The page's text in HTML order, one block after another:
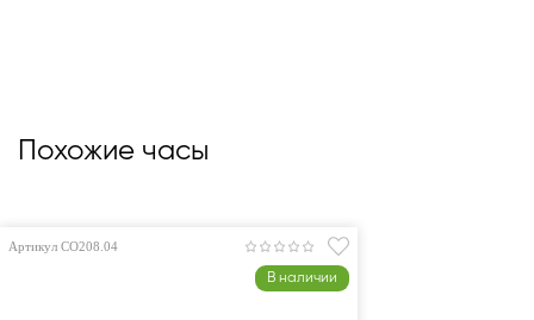
Похожие часы
Артикул CO208.04
В наличии